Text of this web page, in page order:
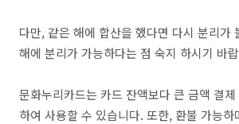
다만, 같은 해에 합산을 했다면 다시 분리가
해에 분리가 가능하다는 점 숙지 하시기 바
문화누리카드는 카드 잔액보다 큰 금액 결
하여 사용할 수 있습니다. 또한, 환불 가능하